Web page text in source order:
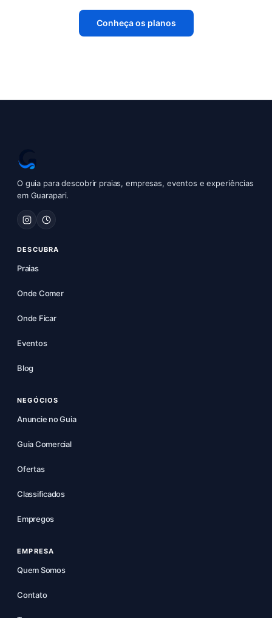
Conheça os planos
O guia para descobrir praias, empresas, eventos e experiências
em Guarapari.
DESCUBRA
Praias
Onde Comer
Onde Ficar
Eventos
Blog
NEGÓCIOS
Anuncie no Guia
Guia Comercial
Ofertas
Classificados
Empregos
EMPRESA
Quem Somos
Contato